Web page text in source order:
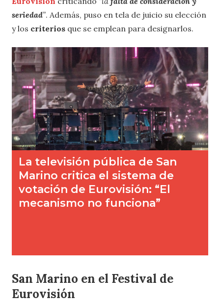
seriedad”. Además, puso en tela de juicio su elección
y los criterios que se emplean para designarlos.
San Marino en el Festival de
Eurovisión